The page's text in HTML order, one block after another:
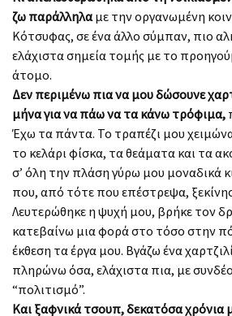
ζω παράλληλα με την οργανωμένη
Κότσυφας, σε ένα άλλο σύμπαν, πιο
ελάχιστα σημεία τομής με το
άτομο.
Δεν περιμένω πια να μου δώσουνε
μήνα για να πάω να τα κάνω τρόφιμα,
Έχω τα πάντα. Το τραπέζι μου
το κελάρι φίσκα, τα θεάματα και τα
σ’ όλη την πλάση γύρω μου μοναδικά
που, από τότε που επέστρεψα,
Λευτερώθηκε η ψυχή μου, βρήκε τον
κατεβαίνω μια φορά στο τόσο στην
έκθεση τα έργα μου. Βγάζω ένα
πληρώνω όσα, ελάχιστα πια, με
“πολιτισμό”.
Και ξαφνικά τσουπ, δεκατόσα χρόνια